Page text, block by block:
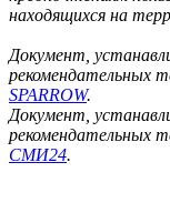
находящихся на
Документ,
рекомендательных
SPARROW.
Документ,
рекомендательных
СМИ24.